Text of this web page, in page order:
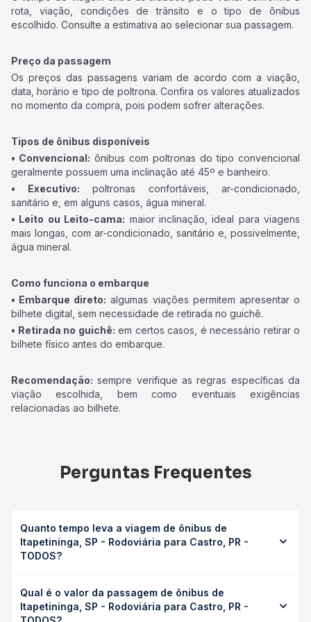
rota, viação, condições de trânsito e o tipo de ônibus
escolhido. Consulte a estimativa ao selecionar sua passagem.
Preço da passagem
Os preços das passagens variam de acordo com a viação,
data, horário e tipo de poltrona. Confira os valores atualizados
no momento da compra, pois podem sofrer alterações.
Tipos de ônibus disponíveis
• Convencional: ônibus com poltronas do tipo convencional
geralmente possuem uma inclinação até 45º e banheiro.
• Executivo: poltronas confortáveis, ar-condicionado,
sanitário e, em alguns casos, água mineral.
• Leito ou Leito-cama: maior inclinação, ideal para viagens
mais longas, com ar-condicionado, sanitário e, possivelmente,
água mineral.
Como funciona o embarque
• Embarque direto: algumas viações permitem apresentar o
bilhete digital, sem necessidade de retirada no guichê.
• Retirada no guichê: em certos casos, é necessário retirar o
bilhete físico antes do embarque.
Recomendação: sempre verifique as regras específicas da
viação escolhida, bem como eventuais exigências
relacionadas ao bilhete.
Perguntas Frequentes
Quanto tempo leva a viagem de ônibus de
Itapetininga, SP - Rodoviária para Castro, PR -
TODOS?
Castro, PR - TODOS leva em média 5h 12min, podendo
variar conforme a viação, o tipo de serviço (convencional,
Qual é o valor da passagem de ônibus de
Itapetininga, SP - Rodoviária para Castro, PR -